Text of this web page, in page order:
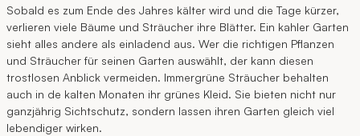
Sobald es zum Ende des Jahres kälter wird und die Tage kürzer,
verlieren viele Bäume und Sträucher ihre Blätter. Ein kahler Garten
sieht alles andere als einladend aus. Wer die richtigen Pflanzen
und Sträucher für seinen Garten auswählt, der kann diesen
trostlosen Anblick vermeiden. Immergrüne Sträucher behalten
auch in de kalten Monaten ihr grünes Kleid. Sie bieten nicht nur
ganzjährig Sichtschutz, sondern lassen ihren Garten gleich viel
lebendiger wirken.